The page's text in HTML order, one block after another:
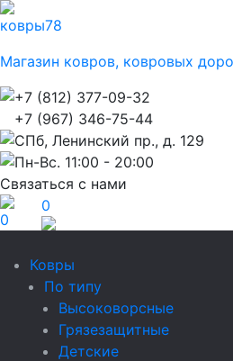
ковры78
Магазин ковров, ковровых
+7 (812) 377-09-32
+7 (967) 346-75-44
СПб, Ленинский пр., д. 129
Пн-Вс. 11:00 - 20:00
Связаться с нами
0
0
Ковры
По типу
Высоковорсные
Грязезащитные
Детские